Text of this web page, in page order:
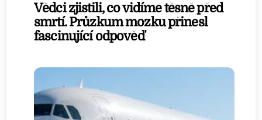
Vědci zjistili, co vidíme těsně před
smrtí. Průzkum mozku přinesl
fascinující odpověď